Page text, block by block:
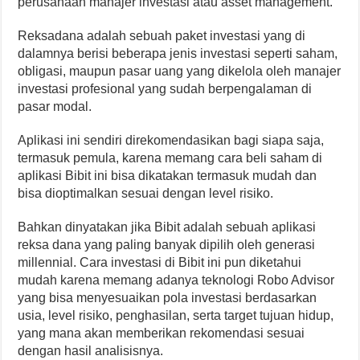
Reksadana adalah sebuah paket investasi yang di
dalamnya berisi beberapa jenis investasi seperti saham,
obligasi, maupun pasar uang yang dikelola oleh manajer
investasi profesional yang sudah berpengalaman di
pasar modal.
Aplikasi ini sendiri direkomendasikan bagi siapa saja,
termasuk pemula, karena memang cara beli saham di
aplikasi Bibit ini bisa dikatakan termasuk mudah dan
bisa dioptimalkan sesuai dengan level risiko.
Bahkan dinyatakan jika Bibit adalah sebuah aplikasi
reksa dana yang paling banyak dipilih oleh generasi
millennial. Cara investasi di Bibit ini pun diketahui
mudah karena memang adanya teknologi Robo Advisor
yang bisa menyesuaikan pola investasi berdasarkan
usia, level risiko, penghasilan, serta target tujuan hidup,
yang mana akan memberikan rekomendasi sesuai
dengan hasil analisisnya.